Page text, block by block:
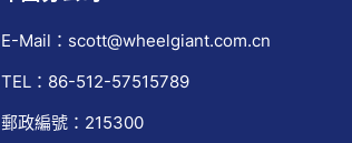
E-Mail：scott@wheelgiant.com.cn
TEL：86-512-57515789
郵政編號：215300